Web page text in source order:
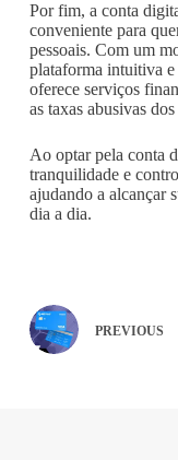
Por fim, a conta
conveniente para
pessoais. Com um
plataforma intuitiva
oferece serviços
as taxas abusivas
Ao optar pela conta
tranquilidade e
ajudando a alcançar
dia a dia.
PREVIOUS